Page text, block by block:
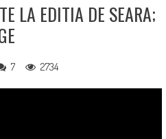
LA EDITIA DE SEARA;
7 2734